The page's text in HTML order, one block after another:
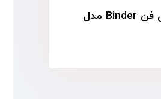
آون بدون فن Binder مدل